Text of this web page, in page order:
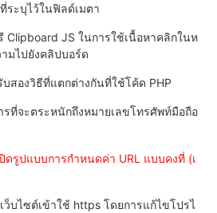
ระบุไว้ในฟิลด์เมตา
Clipboard JS ในการใช้เนื้อหาคลิกในห
มไปยังคลิปบอร์ด
สองวิธีที่แตกต่างกันที่ใช้โค้ด PHP
ที่จะตระหนักถึงหมายเลขโทรศัพท์มือถือ
ดรูปแบบการกําหนดค่า URL แบบคงที่ (เ
ว็บไซต์เข้าใช้ https โดยการแก้ไขโปรไ